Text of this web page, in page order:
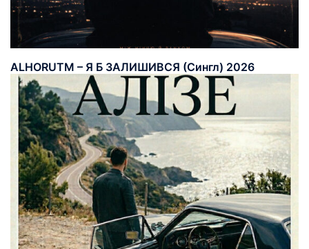
ALHORUTM – Я Б ЗАЛИШИВСЯ (Сингл) 2026